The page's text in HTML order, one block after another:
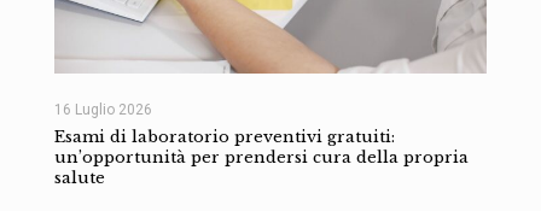
16 Luglio 2026
Esami di laboratorio preventivi gratuiti:
un’opportunità per prendersi cura della propria
salute